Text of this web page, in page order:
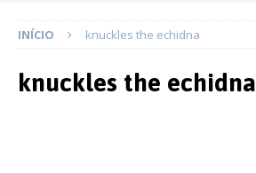
INÍCIO knuckles the echidna
knuckles the echidna